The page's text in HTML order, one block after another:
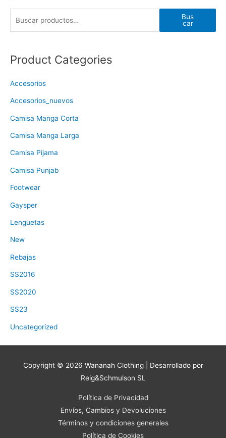
Bus
car
Product Categories
Accesorios
Accesorios_nuevos
Camisa Manga Corta
Camisa Manga Larga
Camisa Pijama
Camisa Punjab
Footwear
Gaysper
Lengüetas
New
Rebajas
SS2016
SS2020
SS23
Uncategorized
Copyright © 2026 Wananah Clothing| Desarrollado por
Reig&Schmulson SL
Política de Privacidad
Envíos, Cambios y Devoluciones
Términos y condiciones generales
Política de Cookies